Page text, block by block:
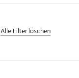
Alle Filter löschen